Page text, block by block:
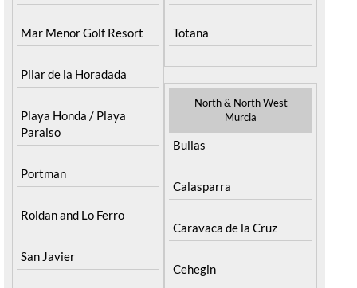
Mar Menor Golf Resort
Pilar de la Horadada
Playa Honda / Playa
Paraiso
Portman
Roldan and Lo Ferro
San Javier
Totana
North & North West
Murcia
Bullas
Calasparra
Caravaca de la Cruz
Cehegin